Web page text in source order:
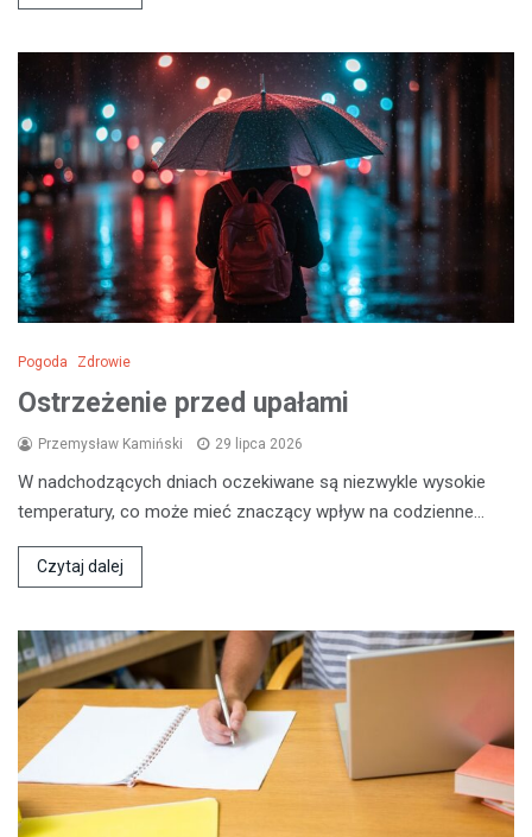
Pogoda Zdrowie
Ostrzeżenie przed upałami
Przemysław Kamiński 29 lipca 2026
W nadchodzących dniach oczekiwane są niezwykle wysokie
temperatury, co może mieć znaczący wpływ na codzienne…
Czytaj dalej